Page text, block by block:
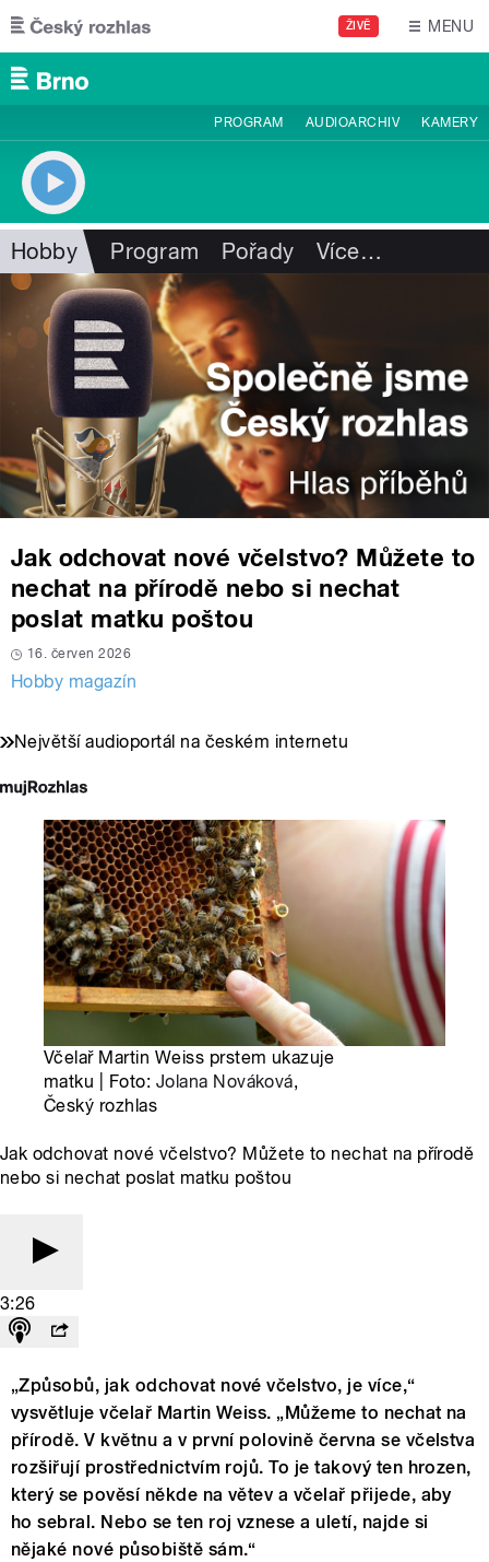
Přejít k hlavnímu obsahu
ŽIVĚ MENU
PROGRAM AUDIOARCHIV KAMERY
Hobby Program Pořady Více…
Jak odchovat nové včelstvo? Můžete to
nechat na přírodě nebo si nechat
poslat matku poštou
16. červen 2026
Hobby magazín
Největší audioportál na českém internetu
Včelař Martin Weiss prstem ukazuje
matku | Foto: Jolana Nováková,
Český rozhlas
Jak odchovat nové včelstvo? Můžete to nechat na přírodě
nebo si nechat poslat matku poštou
3:26
„Způsobů, jak odchovat nové včelstvo, je více,“
vysvětluje včelař Martin Weiss. „Můžeme to nechat na
přírodě. V květnu a v první polovině června se včelstva
rozšiřují prostřednictvím rojů. To je takový ten hrozen,
který se pověsí někde na větev a včelař přijede, aby
ho sebral. Nebo se ten roj vznese a uletí, najde si
nějaké nové působiště sám.“